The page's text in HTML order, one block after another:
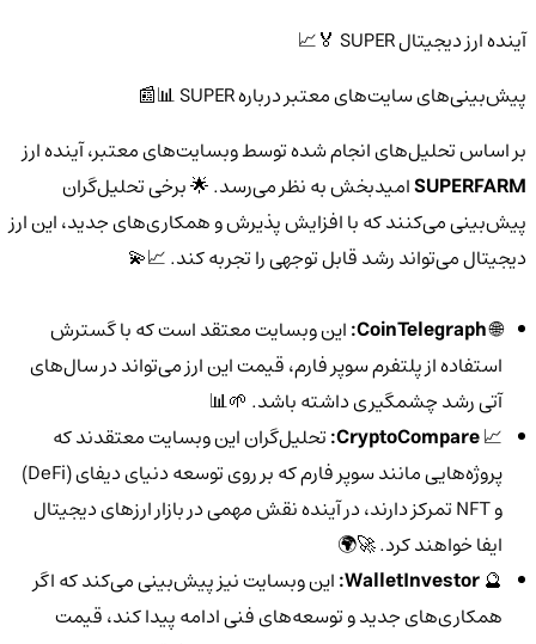
آینده ارز دیجیتال SUPER 🏅📈
پیش‌بینی‌های سایت‌های معتبر درباره SUPER 📊📰
بر اساس تحلیل‌های انجام شده توسط وبسایت‌های معتبر، آینده ارز
SUPERFARMامیدبخش به نظر می‌رسد. 🌟 برخی تحلیل‌گران
پیش‌بینی می‌کنند که با افزایش پذیرش و همکاری‌های جدید، این ارز
دیجیتال می‌تواند رشد قابل توجهی را تجربه کند. 📈💫
🌐
CoinTelegraph:این وبسایت معتقد است که با گسترش
استفاده از پلتفرم سوپر فارم، قیمت این ارز می‌تواند در سال‌های
آتی رشد چشمگیری داشته باشد. 🌱📊
📈
CryptoCompare:تحلیل‌گران این وبسایت معتقدند که
پروژه‌هایی مانند سوپر فارم که بر روی توسعه دنیای دیفای (DeFi)
و NFT تمرکز دارند، در آینده نقش مهمی در بازار ارزهای دیجیتال
ایفا خواهند کرد. 🚀🌍
🔮
WalletInvestor:این وبسایت نیز پیش‌بینی می‌کند که اگر
همکاری‌های جدید و توسعه‌های فنی ادامه پیدا کند، قیمت